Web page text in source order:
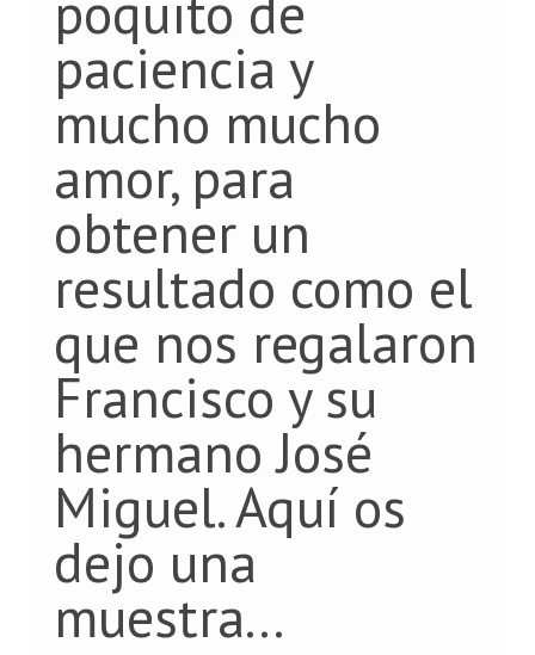
paciencia y
mucho mucho
amor, para
obtener un
resultado como el
que nos regalaron
Francisco y su
hermano José
Miguel. Aquí os
dejo una
muestra...